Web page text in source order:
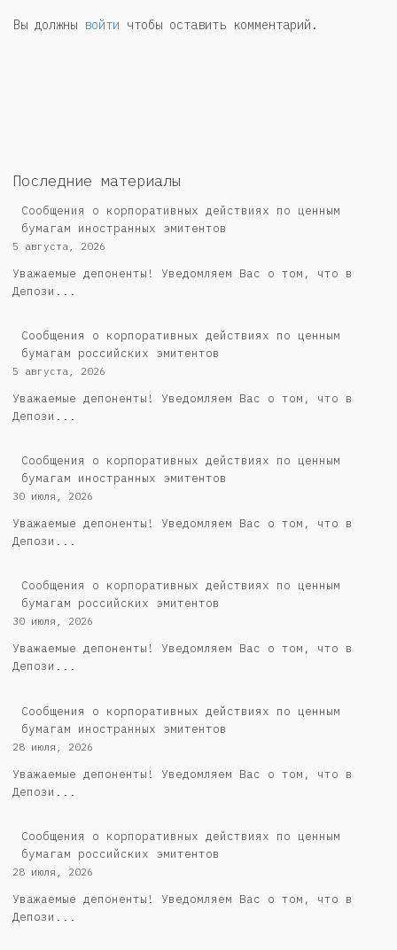
Вы должны войти чтобы оставить комментарий.
Последние материалы
Сообщения о корпоративных действиях по ценным
бумагам иностранных эмитентов
5 августа, 2026
Уважаемые депоненты! Уведомляем Вас о том, что в
Депози...
Cообщения о корпоративных действиях по ценным
бумагам российских эмитентов
5 августа, 2026
Уважаемые депоненты! Уведомляем Вас о том, что в
Депози...
Сообщения о корпоративных действиях по ценным
бумагам иностранных эмитентов
30 июля, 2026
Уважаемые депоненты! Уведомляем Вас о том, что в
Депози...
Cообщения о корпоративных действиях по ценным
бумагам российских эмитентов
30 июля, 2026
Уважаемые депоненты! Уведомляем Вас о том, что в
Депози...
Сообщения о корпоративных действиях по ценным
бумагам иностранных эмитентов
28 июля, 2026
Уважаемые депоненты! Уведомляем Вас о том, что в
Депози...
Cообщения о корпоративных действиях по ценным
бумагам российских эмитентов
28 июля, 2026
Уважаемые депоненты! Уведомляем Вас о том, что в
Депози...